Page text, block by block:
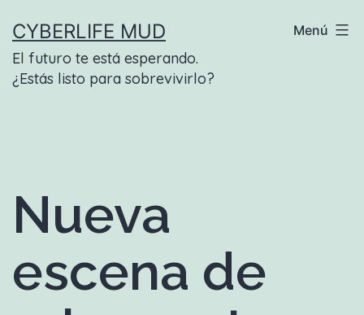
contenido
CYBERLIFE MUD
El futuro te está esperando.
¿Estás listo para sobrevivirlo?
Menú
Nueva
escena de